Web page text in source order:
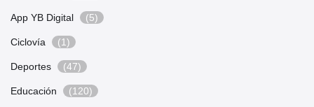
App YB Digital (5)
Ciclovía (1)
Deportes (47)
Educación (120)